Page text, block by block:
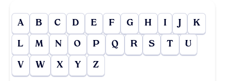
A B C D E F G H I J K
L M N O P Q R S T U
V W X Y Z